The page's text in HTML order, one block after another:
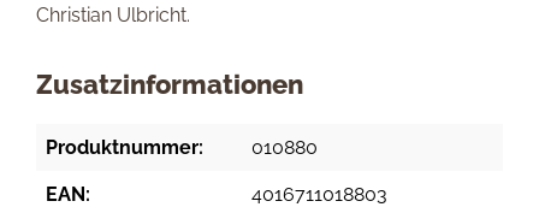
Christian Ulbricht.
Zusatzinformationen
Produktnummer: 010880
EAN: 4016711018803